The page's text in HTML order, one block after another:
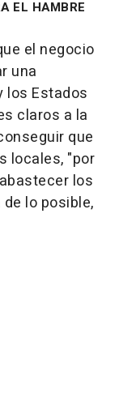
EL HAMBRE
el negocio
una
los Estados
claros a la
que
locales, "por
los
lo posible,